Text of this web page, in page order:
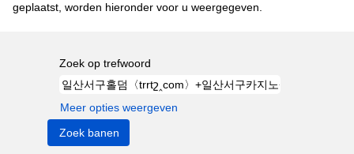
geplaatst, worden hieronder voor u weergegeven.
Zoek op trefwoord
Meer opties weergeven